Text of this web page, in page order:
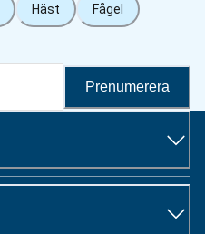
Häst Fågel
Prenumerera